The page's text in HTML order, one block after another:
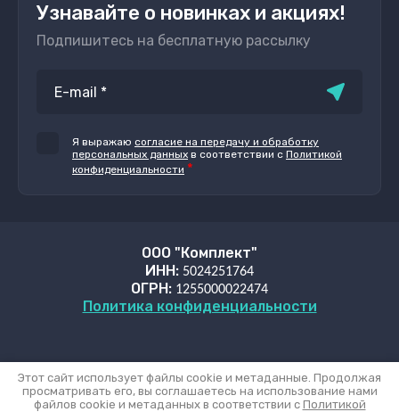
Узнавайте о новинках и акциях!
Подпишитесь на бесплатную рассылку
Я выражаю согласие на передачу и обработку
персональных данных в соответствии с Политикой
конфиденциальности *
ООО "Комплект"
ИНН: 5024251764
ОГРН: 1255000022474
Политика конфиденциальности
Этот сайт использует файлы cookie и метаданные. Продолжая
просматривать его, вы соглашаетесь на использование нами
файлов cookie и метаданных в соответствии с Политикой